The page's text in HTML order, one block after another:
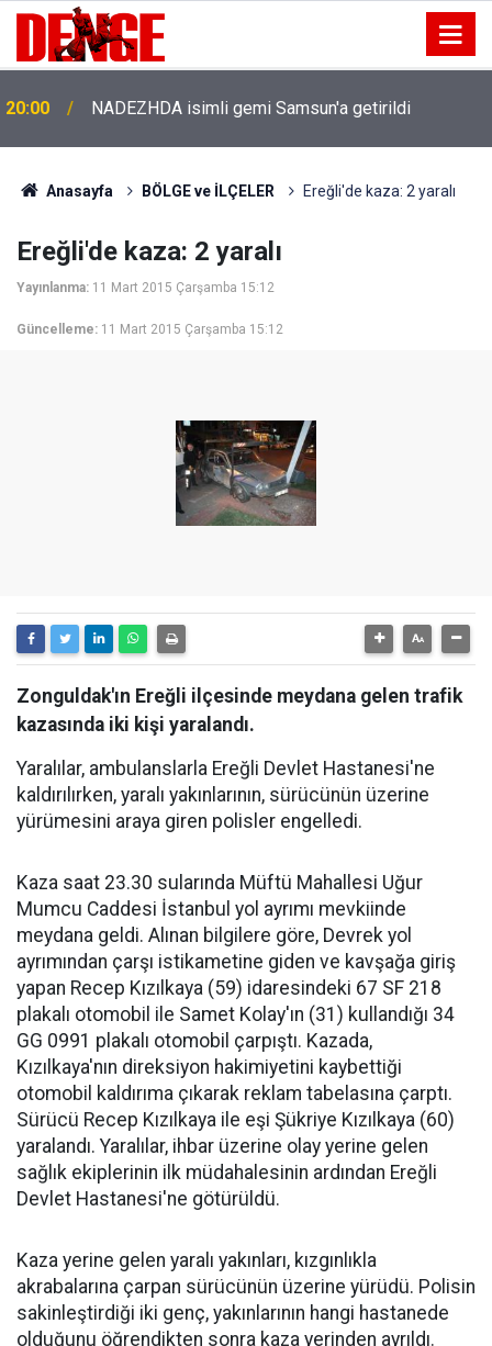
20:00 NADEZHDA isimli gemi Samsun'a getirildi
Anasayfa BÖLGE ve İLÇELER Ereğli'de kaza: 2 yaralı
Ereğli'de kaza: 2 yaralı
Yayınlanma: 11 Mart 2015 Çarşamba 15:12
Güncelleme: 11 Mart 2015 Çarşamba 15:12
Zonguldak'ın Ereğli ilçesinde meydana gelen trafik
kazasında iki kişi yaralandı.
Yaralılar, ambulanslarla Ereğli Devlet Hastanesi'ne
kaldırılırken, yaralı yakınlarının, sürücünün üzerine
yürümesini araya giren polisler engelledi.
Kaza saat 23.30 sularında Müftü Mahallesi Uğur
Mumcu Caddesi İstanbul yol ayrımı mevkiinde
meydana geldi. Alınan bilgilere göre, Devrek yol
ayrımından çarşı istikametine giden ve kavşağa giriş
yapan Recep Kızılkaya (59) idaresindeki 67 SF 218
plakalı otomobil ile Samet Kolay'ın (31) kullandığı 34
GG 0991 plakalı otomobil çarpıştı. Kazada,
Kızılkaya'nın direksiyon hakimiyetini kaybettiği
otomobil kaldırıma çıkarak reklam tabelasına çarptı.
Sürücü Recep Kızılkaya ile eşi Şükriye Kızılkaya (60)
yaralandı. Yaralılar, ihbar üzerine olay yerine gelen
sağlık ekiplerinin ilk müdahalesinin ardından Ereğli
Devlet Hastanesi'ne götürüldü.
Kaza yerine gelen yaralı yakınları, kızgınlıkla
akrabalarına çarpan sürücünün üzerine yürüdü. Polisin
sakinleştirdiği iki genç, yakınlarının hangi hastanede
olduğunu öğrendikten sonra kaza yerinden ayrıldı.